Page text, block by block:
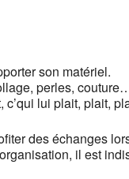
son matériel.
perles,
c’qui lui plait, plait,
des échanges
il est